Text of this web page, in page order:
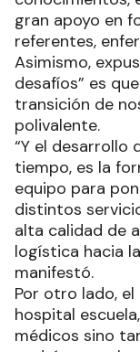
gran apoyo en
referentes,
Asimismo,
desafíos” es
transición de
polivalente.
“Y el desarrollo
tiempo, es la
equipo para
distintos
alta calidad de
logística hacia
manifestó.
Por otro lado,
hospital
médicos sino